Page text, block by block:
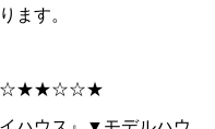
ます。